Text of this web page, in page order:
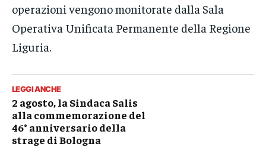
operazioni vengono monitorate dalla Sala
Operativa Unificata Permanente della Regione
Liguria.
LEGGI ANCHE
2 agosto, la Sindaca Salis
alla commemorazione del
46° anniversario della
strage di Bologna